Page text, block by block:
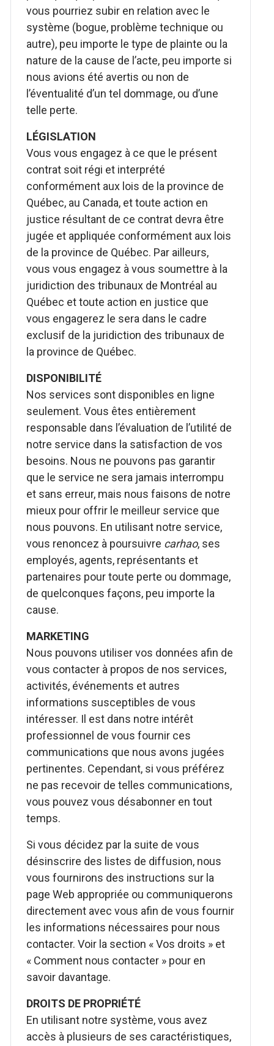
vous pourriez subir en relation avec le
système (bogue, problème technique ou
autre), peu importe le type de plainte ou la
nature de la cause de l’acte, peu importe si
nous avions été avertis ou non de
l’éventualité d’un tel dommage, ou d’une
telle perte.
LÉGISLATION
Vous vous engagez à ce que le présent
contrat soit régi et interprété
conformément aux lois de la province de
Québec, au Canada, et toute action en
justice résultant de ce contrat devra être
jugée et appliquée conformément aux lois
de la province de Québec. Par ailleurs,
vous vous engagez à vous soumettre à la
juridiction des tribunaux de Montréal au
Québec et toute action en justice que
vous engagerez le sera dans le cadre
exclusif de la juridiction des tribunaux de
la province de Québec.
DISPONIBILITÉ
Nos services sont disponibles en ligne
seulement. Vous êtes entièrement
responsable dans l’évaluation de l’utilité de
notre service dans la satisfaction de vos
besoins. Nous ne pouvons pas garantir
que le service ne sera jamais interrompu
et sans erreur, mais nous faisons de notre
mieux pour offrir le meilleur service que
nous pouvons. En utilisant notre service,
vous renoncez à poursuivre carhao, ses
employés, agents, représentants et
partenaires pour toute perte ou dommage,
de quelconques façons, peu importe la
cause.
MARKETING
Nous pouvons utiliser vos données afin de
vous contacter à propos de nos services,
activités, événements et autres
informations susceptibles de vous
intéresser. Il est dans notre intérêt
professionnel de vous fournir ces
communications que nous avons jugées
pertinentes. Cependant, si vous préférez
ne pas recevoir de telles communications,
vous pouvez vous désabonner en tout
temps.
Si vous décidez par la suite de vous
désinscrire des listes de diffusion, nous
vous fournirons des instructions sur la
page Web appropriée ou communiquerons
directement avec vous afin de vous fournir
les informations nécessaires pour nous
contacter. Voir la section « Vos droits » et
« Comment nous contacter » pour en
savoir davantage.
DROITS DE PROPRIÉTÉ
En utilisant notre système, vous avez
accès à plusieurs de ses caractéristiques,